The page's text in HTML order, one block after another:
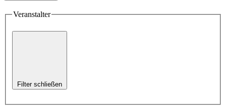
Veranstalter
Filter schließen